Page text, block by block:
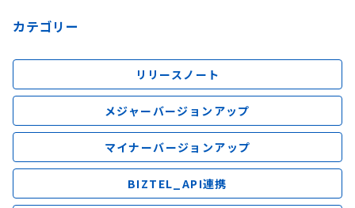
カテゴリー
リリースノート
メジャーバージョンアップ
マイナーバージョンアップ
BIZTEL_API連携